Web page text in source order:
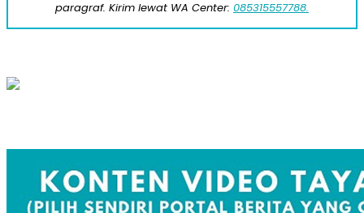
paragraf. Kirim lewat WA Center: 085315557788.